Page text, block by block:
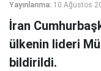
Yayınlanma: 10 Ağustos
İran
ülkenin lideri
bildirildi.